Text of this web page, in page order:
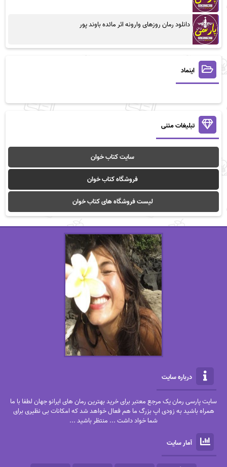
دانلود رمان روزهای وارونه اثر مائده باوند پور
اینماد
تبلیغات متنی
سایت کتاب خوان
فروشگاه کتاب خوان
لیست فروشگاه های کتاب خوان
درباره سایت
سایت پارسی رمان یک مرجع معتبر برای خرید بهترین رمان های ایرانو جهان لطفا با ما
همراه باشید به زودی اپ بزرگ ما هم فعال خواهد شد که امکانات بی نظیری برای
شما خواد داشت ... منتظر باشید ...
آمار سایت